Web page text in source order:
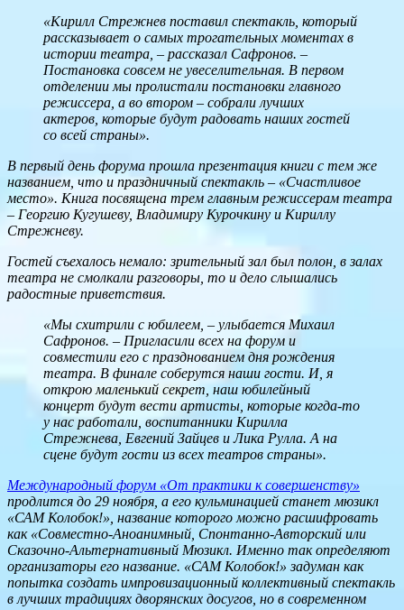
«Кирилл Стрежнев поставил спектакль, который
рассказывает о самых трогательных моментах в
истории театра, – рассказал Сафронов. –
Постановка совсем не увеселительная. В первом
отделении мы пролистали постановки главного
режиссера, а во втором – собрали лучших
актеров, которые будут радовать наших гостей
со всей страны».
В первый день форума прошла презентация книги с тем же
названием, что и праздничный спектакль – «Счастливое
место». Книга посвящена трем главным режиссерам театра
– Георгию Кугушеву, Владимиру Курочкину и Кириллу
Стрежневу.
Гостей съехалось немало: зрительный зал был полон, в залах
театра не смолкали разговоры, то и дело слышались
радостные приветствия.
«Мы схитрили с юбилеем, – улыбается Михаил
Сафронов. – Пригласили всех на форум и
совместили его с празднованием дня рождения
театра. В финале соберутся наши гости. И, я
открою маленький секрет, наш юбилейный
концерт будут вести артисты, которые когда-то
у нас работали, воспитанники Кирилла
Стрежнева, Евгений Зайцев и Лика Рулла. А на
сцене будут гости из всех театров страны».
Международный форум «От практики к совершенству»
продлится до 29 ноября, а его кульминацией станет мюзикл
«САМ Колобок!», название которого можно расшифровать
как «Совместно-Аноанимный, Спонтанно-Авторский или
Сказочно-Альтернативный Мюзикл. Именно так определяют
организаторы его название. «САМ Колобок!» задуман как
попытка создать импровизационный коллективный спектакль
в лучших традициях дворянских досугов, но в современном